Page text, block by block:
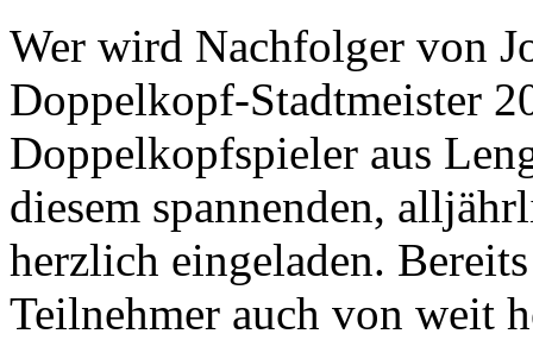
Wer wird Nachfolger von
Doppelkopf-Stadtmeister
Doppelkopfspieler aus
diesem spannenden,
herzlich eingeladen.
Teilnehmer auch von weit